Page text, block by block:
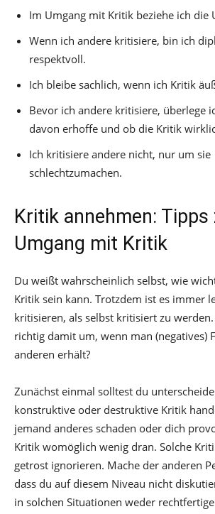
Im Umgang mit Kritik beziehe ich die
Wenn ich andere kritisiere, bin ich
respektvoll.
Ich bleibe sachlich, wenn ich Kritik
Bevor ich andere kritisiere, überlege
davon erhoffe und ob die Kritik
Ich kritisiere andere nicht, nur um sie
schlechtzumachen.
Kritik annehmen: Tipps
Umgang mit Kritik
Du weißt wahrscheinlich selbst, wie
Kritik sein kann. Trotzdem ist es immer
kritisieren, als selbst kritisiert zu
richtig damit um, wenn man (negatives)
anderen erhält?
Zunächst einmal solltest du
konstruktive oder destruktive Kritik
jemand anderes schaden oder dich
Kritik womöglich wenig dran. Solche
getrost ignorieren. Mache der anderen
dass du auf diesem Niveau nicht
in solchen Situationen weder